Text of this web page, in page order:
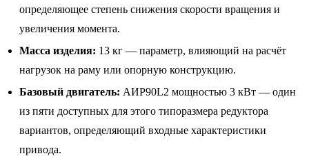
определяющее степень снижения скорости вращения и
увеличения момента.
Масса изделия: 13 кг — параметр, влияющий на расчёт
нагрузок на раму или опорную конструкцию.
Базовый двигатель: АИР90L2 мощностью 3 кВт — один
из пяти доступных для этого типоразмера редуктора
вариантов, определяющий входные характеристики
привода.